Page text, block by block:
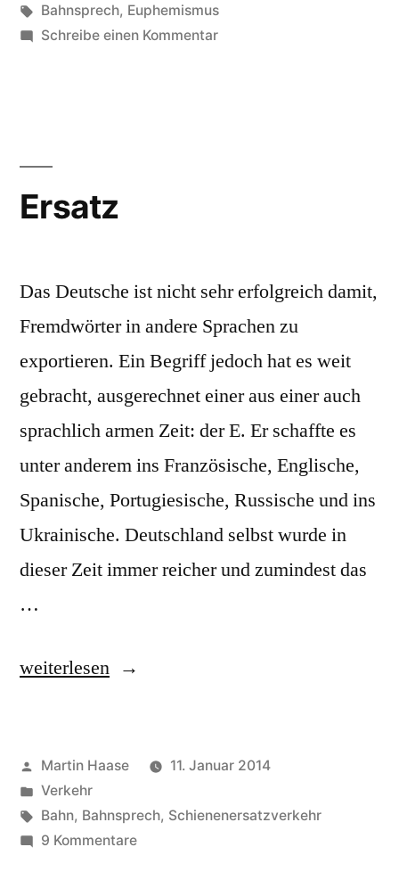
von
Schlagwörter:
Bahnsprech, Euphemismus
Schreibe einen Kommentarzu
Ersatz
Das Deutsche ist nicht sehr erfolgreich damit,
Fremdwörter in andere Sprachen zu
exportieren. Ein Begriff jedoch hat es weit
gebracht, ausgerechnet einer aus einer auch
sprachlich armen Zeit: der E. Er schaffte es
unter anderem ins Französische, Englische,
Spanische, Portugiesische, Russische und ins
Ukrainische. Deutschland selbst wurde in
dieser Zeit immer reicher und zumindest das
…
„Ersatz“
weiterlesen
Veröffentlicht
von
Martin Haase
11. Januar 2014
Veröffentlicht
in
Verkehr
Schlagwörter:
Bahn, Bahnsprech, Schienenersatzverkehr
9 Kommentarezu